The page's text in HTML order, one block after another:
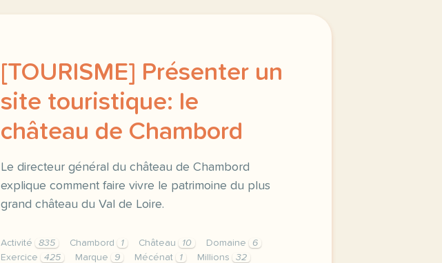
[TOURISME] Présenter un
site touristique: le
château de Chambord
Le directeur général du château de Chambord
explique comment faire vivre le patrimoine du plus
grand château du Val de Loire.
Activité 835 Chambord 1 Château 10 Domaine
6
Exercice
425 Marque 9 Mécénat 1 Millions
32